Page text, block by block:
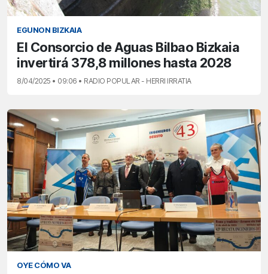
EGUNON BIZKAIA
El Consorcio de Aguas Bilbao Bizkaia
invertirá 378,8 millones hasta 2028
8/04/2025 • 09:06 • RADIO POPULAR - HERRI IRRATIA
OYE CÓMO VA